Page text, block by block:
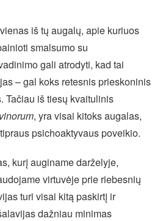
iš tų augalų, apie kuriuos
smalsumo su
gali atrodyti, kad tai
– gal koks retesnis prieskoninis
Tačiau iš tiesų kvaitulinis
, yra visai kitoks augalas,
psichoaktyvaus poveikio.
kurį auginame darželyje,
virtuvėje prie riebesnių
turi visai kitą paskirtį ir
dažniau minimas